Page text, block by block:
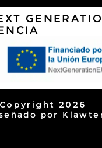
2026
por